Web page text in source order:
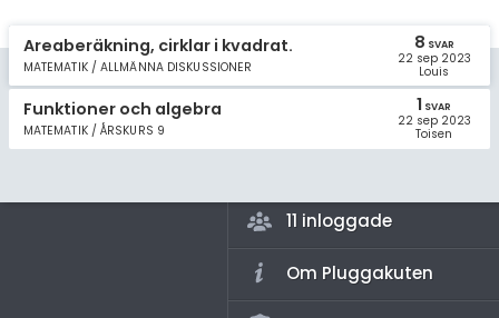
Areaberäkning, cirklar i kvadrat.
MATEMATIK / ALLMÄNNA DISKUSSIONER
8 SVAR
22 sep 2023
Louis
Funktioner och algebra
MATEMATIK / ÅRSKURS 9
1 SVAR
22 sep 2023
Toisen
11 inloggade
Om Pluggakuten